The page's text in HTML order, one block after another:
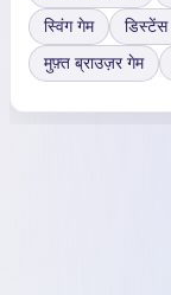
स्विंग गेम
डिस्टेंस
मुफ़्त ब्राउज़र गेम